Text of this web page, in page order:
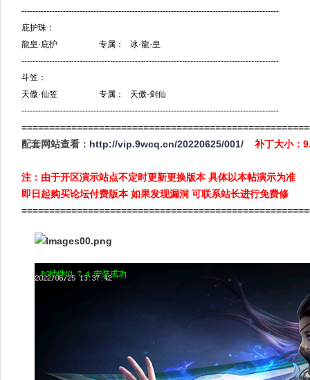
---------------------------------------------------------------------------------------------
庇护珠：
龍皇·庇护 专属： 冰·龍·皇
---------------------------------------------------------------------------------------------
斗笠：
天傲·仙笠 专属： 天傲·剑仙
---------------------------------------------------------------------------------------------
配套网站查看： http://vip.9wcq.cn/20220625/001/ 补丁大小
注：由于开区演示站点不定时更新更换版本 具体以本帖演示为准
即日起购买论坛付费版本 如果发现漏洞 可联系站长进行免费修